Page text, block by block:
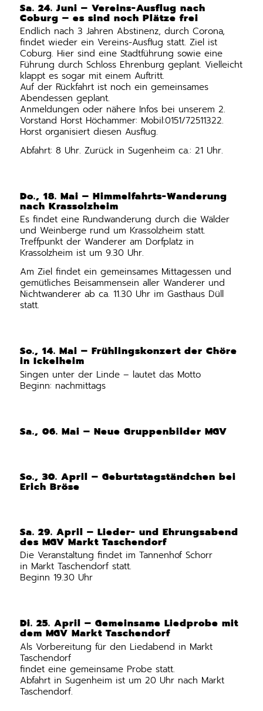
Sa. 24. Juni – Vereins-Ausflug nach
Coburg – es sind noch Plätze frei
Endlich nach 3 Jahren Abstinenz, durch Corona,
findet wieder ein Vereins-Ausflug statt. Ziel ist
Coburg. Hier sind eine Stadtführung sowie eine
Führung durch Schloss Ehrenburg geplant. Vielleicht
klappt es sogar mit einem Auftritt.
Auf der Rückfahrt ist noch ein gemeinsames
Abendessen geplant.
Anmeldungen oder nähere Infos bei unserem 2.
Vorstand Horst Höchammer: Mobil:0151/72511322.
Horst organisiert diesen Ausflug.
Abfahrt: 8 Uhr. Zurück in Sugenheim ca.: 21 Uhr.
Do., 18. Mai – Himmelfahrts-Wanderung
nach Krassolzheim
Es findet eine Rundwanderung durch die Wälder
und Weinberge rund um Krassolzheim statt.
Treffpunkt der Wanderer am Dorfplatz in
Krassolzheim ist um 9.30 Uhr.
Am Ziel findet ein gemeinsames Mittagessen und
gemütliches Beisammensein aller Wanderer und
Nichtwanderer ab ca. 11.30 Uhr im Gasthaus Düll
statt.
So., 14. Mai – Frühlingskonzert der Chöre
in Ickelheim
Singen unter der Linde – lautet das Motto
Beginn: nachmittags
Sa., 06. Mai – Neue Gruppenbilder MGV
So., 30. April – Geburtstagständchen bei
Erich Bröse
Sa. 29. April – Lieder- und Ehrungsabend
des MGV Markt Taschendorf
Die Veranstaltung findet im Tannenhof Schorr
in Markt Taschendorf statt.
Beginn 19.30 Uhr
Di. 25. April – Gemeinsame Liedprobe mit
dem MGV Markt Taschendorf
Als Vorbereitung für den Liedabend in Markt
Taschendorf
findet eine gemeinsame Probe statt.
Abfahrt in Sugenheim ist um 20 Uhr nach Markt
Taschendorf.